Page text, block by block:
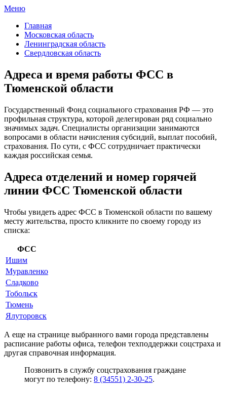
Меню
Главная
Московская область
Ленинградская область
Свердловская область
Адреса и время работы ФСС в
Тюменской области
Государственный Фонд социального страхования РФ — это
профильная структура, которой делегирован ряд социально
значимых задач. Специалисты организации занимаются
вопросами в области начисления субсидий, выплат пособий,
страхования. По сути, с ФСС сотрудничает практически
каждая российская семья.
Адреса отделений и номер горячей
линии ФСС Тюменской области
Чтобы увидеть адрес ФСС в Тюменской области по вашему
месту жительства, просто кликните по своему городу из
списка:
ФСС
Ишим
Муравленко
Сладково
Тобольск
Тюмень
Ялуторовск
А еще на странице выбранного вами города представлены
расписание работы офиса, телефон техподдержки соцстраха и
другая справочная информация.
Позвонить в службу соцстрахования граждане
могут по телефону: 8 (34551) 2-30-25.